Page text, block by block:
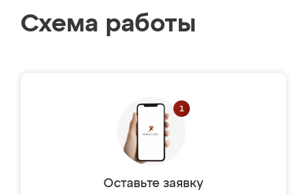
Схема работы
Оставьте заявку